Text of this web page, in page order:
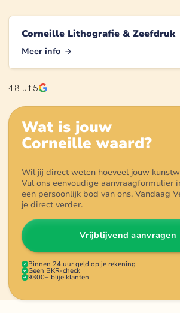
Corneille Lithografie & Zeefdruk
Meer info
4.8 uit 5
Wat is jouw
Corneille waard?
Wil jij direct weten hoeveel jouw
Vul ons eenvoudige aanvraagformulier
een persoonlijk bod van ons. Vandaag
je direct verder.
Vrijblijvend aanvragen
Binnen 24 uur geld op je rekening
Geen BKR-check
9300+ blije klanten